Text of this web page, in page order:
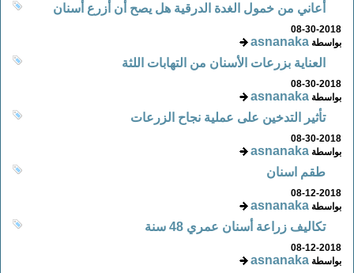
أعاني من خمول الغدة الدرقية هل يصح أن أزرع أسنان
08-30-2018
بواسطةasnanaka
العناية بزرعات الأسنان من التهابات اللثة
08-30-2018
بواسطةasnanaka
تأثير التدخين على عملية نجاح الزرعات
08-30-2018
بواسطةasnanaka
طقم اسنان
08-12-2018
بواسطةasnanaka
تكاليف زراعة أسنان عمري 48 سنة
08-12-2018
بواسطةasnanaka